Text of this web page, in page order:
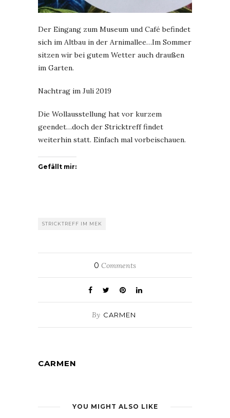
Der Eingang zum Museum und Café befindet
sich im Altbau in der Arnimallee…Im Sommer
sitzen wir bei gutem Wetter auch draußen
im Garten.
Nachtrag im Juli 2019
Die Wollausstellung hat vor kurzem
geendet…doch der Stricktreff findet
weiterhin statt. Einfach mal vorbeischauen.
Gefällt mir:
STRICKTREFF IM MEK
0 Comments
By CARMEN
CARMEN
YOU MIGHT ALSO LIKE